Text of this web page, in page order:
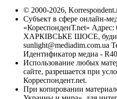
© 2000-2026,
Субъект в сфере онлайн-
«КореспонденТ.net» Адрес:
ХАРКІВСЬКЕ ШОСЕ,
sunlight@mediadim.com.ua
Идентификатор медиа -
Использование любых
сайте, разрешается при
Корреспондент.net.
При копировании